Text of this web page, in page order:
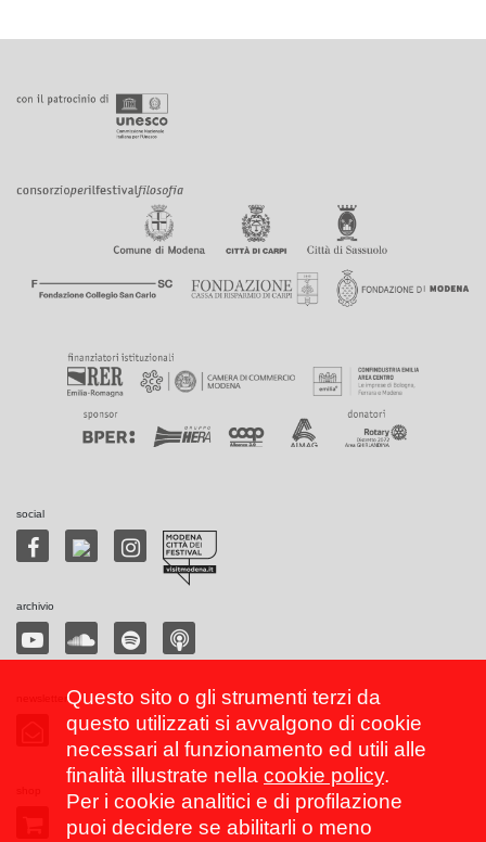
social
archivio
Questo sito o gli strumenti terzi da
questo utilizzati si avvalgono di cookie
necessari al funzionamento ed utili alle
finalità illustrate nella cookie policy.
Per i cookie analitici e di profilazione
puoi decidere se abilitarli o meno